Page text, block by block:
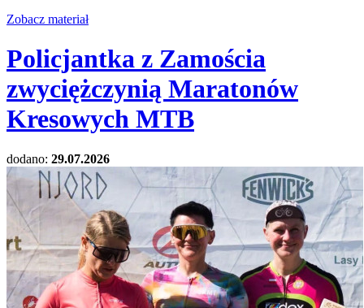
Zobacz materiał
Policjantka z Zamościa
zwyciężczynią Maratonów
Kresowych MTB
dodano: 29.07.2026